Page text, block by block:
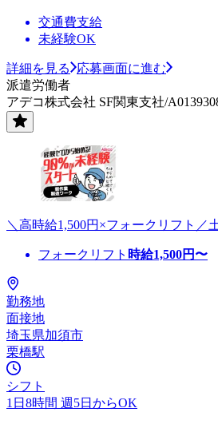
交通費支給
未経験OK
詳細を見る
応募画面に進む
派遣労働者
アデコ株式会社 SF関東支社/
＼高時給1,500円×フォークリフト
フォークリフト 時給1,500円〜
勤務地
面接地
埼玉県加須市
栗橋駅
シフト
1日8時間 週5日からOK